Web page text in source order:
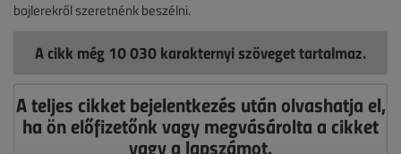
bojlerekről szeretnénk beszélni.
A cikk még 10 030 karakternyi szöveget tartalmaz.
A teljes cikket bejelentkezés után olvashatja el,
ha ön előfizetőnk vagy megvásárolta a cikket
vagy a lapszámot.